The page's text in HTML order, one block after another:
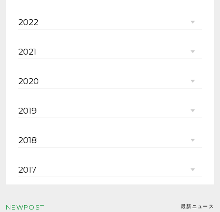
2022
2021
2020
2019
2018
2017
NEWPOST 最新ニュース